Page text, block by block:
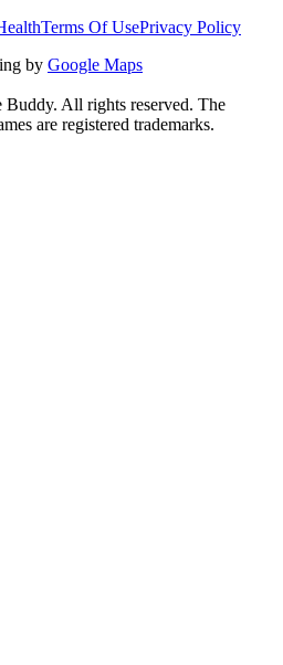
Terms Of UsePrivacy Policy
by Google Maps
Buddy. All rights reserved. The
are registered trademarks.